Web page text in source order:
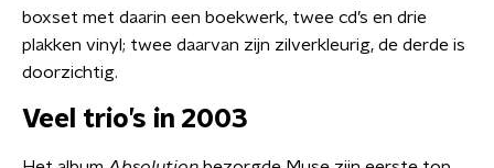
boxset met daarin een boekwerk, twee cd’s en drie
plakken vinyl; twee daarvan zijn zilverkleurig, de derde is
doorzichtig.
Veel trio’s in 2003